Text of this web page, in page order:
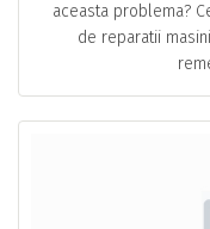
aceasta problema?
de reparatii